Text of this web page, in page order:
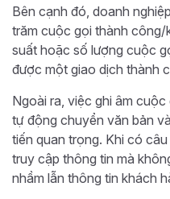
Bên cạnh đó, doanh
trăm cuộc gọi thành
suất hoặc số lượng cuộc
được một giao dịch thành
Ngoài ra, việc ghi âm
tự động chuyển văn bản
tiến quan trọng. Khi có
truy cập thông tin mà
nhầm lẫn thông tin khách